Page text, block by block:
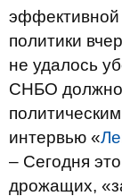
эффективной
политики
не удалось
СНБО должно
интервью «
– Сегодня
дрожащих,